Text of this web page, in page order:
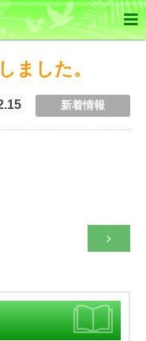

ました。
新着情報
